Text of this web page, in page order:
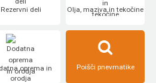
Rezervni deli Olja, maziva in tekočine
oprema in
orodja
Poišči pnevmatike